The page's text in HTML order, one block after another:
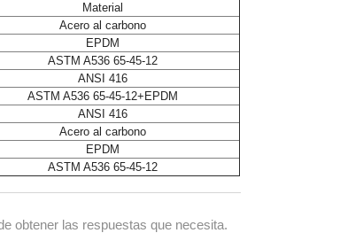
Material
Acero al carbono
EPDM
ASTM A536 65-45-12
ANSI 416
ASTM A536 65-45-12+EPDM
ANSI 416
Acero al carbono
EPDM
ASTM A536 65-45-12
obtener las respuestas que necesita.